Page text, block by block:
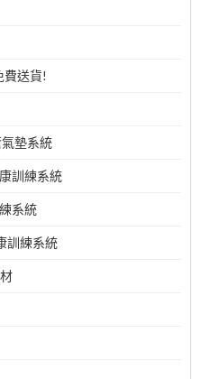
費送貨!
墊系統
訓練系統
系統
訓練系統